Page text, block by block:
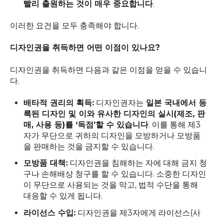
빨리 출원하는 것이 매우 중요합니다.
이러한 요건을 모두 충족해야 합니다.
디자인권을 취득하면 어떤 이점이 있나요?
디자인권을 취득하면 다음과 같은 이점을 얻을 수 있습니
다.
배타적 권리의 획득: 디자인권자는 일본 국내에서 등
록된 디자인 및 이와 유사한 디자인의 실시(제조, 판
매, 사용 등)를 ‘독점’할 수 있습니다. 이를 통해 제3
자가 무단으로 귀하의 디자인을 모방하거나 모방품
을 판매하는 것을 금지할 수 있습니다.
모방품 대책: 디자인권을 침해하는 자에 대해 금지 청
구나 손해배상 청구를 할 수 있습니다. 소중한 디자인
이 무단으로 사용되는 것을 막고, 법적 수단을 통해
대응할 수 있게 됩니다.
라이선스 수입: 디자인권을 제3자에게 라이선스(사